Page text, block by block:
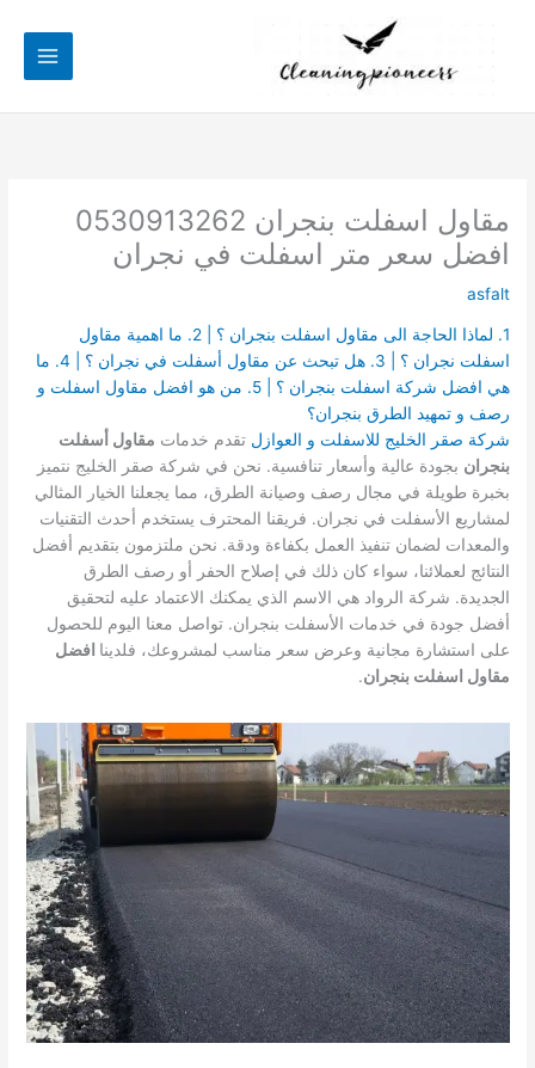
مقاول اسفلت بنجران 0530913262
افضل سعر متر اسفلت في نجران
asfalt
1. لماذا الحاجة الى مقاول اسفلت بنجران ؟ | 2. ما اهمية مقاول
اسفلت نجران ؟ | 3. هل تبحث عن مقاول أسفلت في نجران ؟ | 4. ما
هي افضل شركة اسفلت بنجران ؟ | 5. من هو افضل مقاول اسفلت و
رصف و تمهيد الطرق بنجران؟
شركة صقر الخليج للاسفلت و العوازل تقدم خدمات مقاول أسفلت
بنجران بجودة عالية وأسعار تنافسية. نحن في شركة صقر الخليج نتميز
بخبرة طويلة في مجال رصف وصيانة الطرق، مما يجعلنا الخيار المثالي
لمشاريع الأسفلت في نجران. فريقنا المحترف يستخدم أحدث التقنيات
والمعدات لضمان تنفيذ العمل بكفاءة ودقة. نحن ملتزمون بتقديم أفضل
النتائج لعملائنا، سواء كان ذلك في إصلاح الحفر أو رصف الطرق
الجديدة. شركة الرواد هي الاسم الذي يمكنك الاعتماد عليه لتحقيق
أفضل جودة في خدمات الأسفلت بنجران. تواصل معنا اليوم للحصول
على استشارة مجانية وعرض سعر مناسب لمشروعك، فلدينا افضل
مقاول اسفلت بنجران.